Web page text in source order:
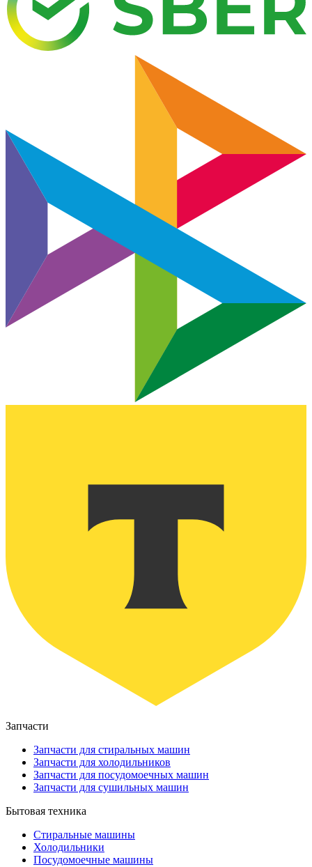
Запчасти
Запчасти для стиральных машин
Запчасти для холодильников
Запчасти для посудомоечных машин
Запчасти для сушильных машин
Бытовая техника
Стиральные машины
Холодильники
Посудомоечные машины